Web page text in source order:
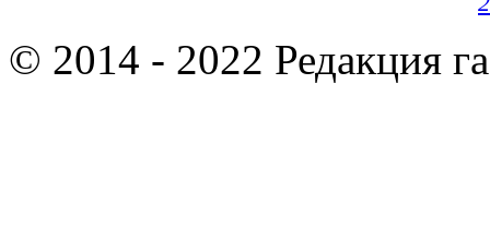
© 2014 - 2022 Редакция